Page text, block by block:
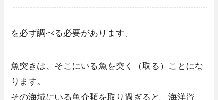
を必ず調べる必要があります。
魚突きは、そこにいる魚を突く（取る）ことにな
ります。
その海域にいる魚介類を取り過ぎると、海洋資